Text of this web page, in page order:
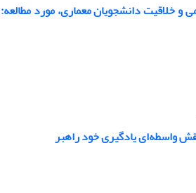
واسطه‌‌ای یادگیری خود راهبر